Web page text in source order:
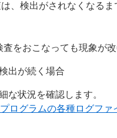
、検出がされなくなる
査をおこなっても現象が
出が続く場合
な状況を確認します。
ログラムの各種ログフ